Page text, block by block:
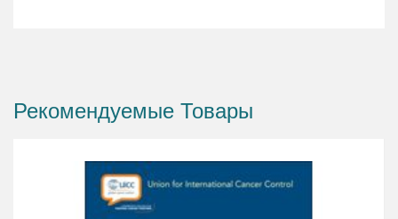
Рекомендуемые Товары